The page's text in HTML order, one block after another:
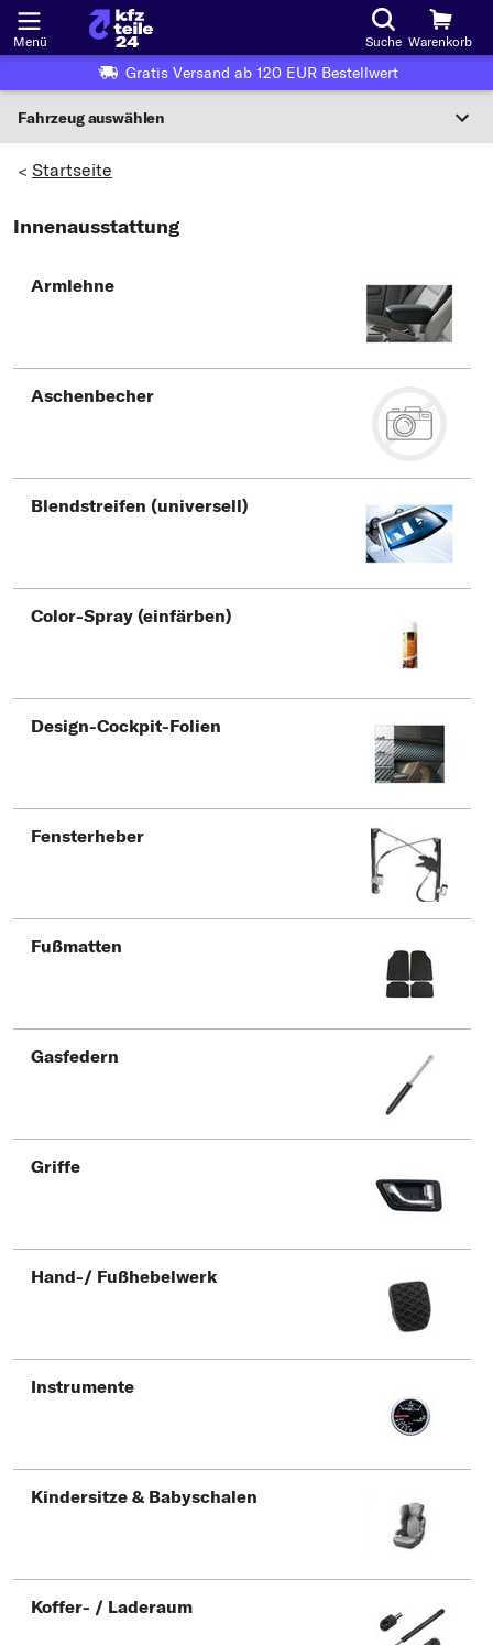
Menü Suche Warenkorb
Gratis Versand ab 120 EUR Bestellwert
Fahrzeug auswählen
Wo finde ich die?
Hersteller wählen
Typ wählen
> Startseite
Innenausstattung
Armlehne
Aschenbecher
Blendstreifen (universell)
Color-Spray (einfärben)
Design-Cockpit-Folien
Fensterheber
Fußmatten
Gasfedern
Griffe
Hand-/ Fußhebelwerk
Instrumente
Kindersitze & Babyschalen
Koffer- / Laderaum